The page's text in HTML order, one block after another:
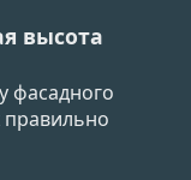
высота
фасадного
правильно